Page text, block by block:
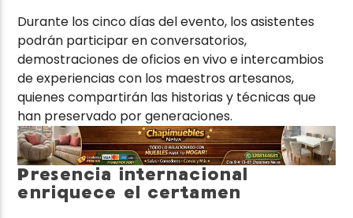
Durante los cinco días del evento, los asistentes
podrán participar en conversatorios,
demostraciones de oficios en vivo e intercambios
de experiencias con los maestros artesanos,
quienes compartirán las historias y técnicas que
han preservado por generaciones.
Presencia internacional
enriquece el certamen